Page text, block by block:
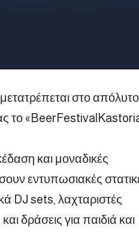
στο απόλυτο
το
και μοναδικές
εντυπωσιακές
DJ sets, λαχταριστές
δράσεις για παιδιά και